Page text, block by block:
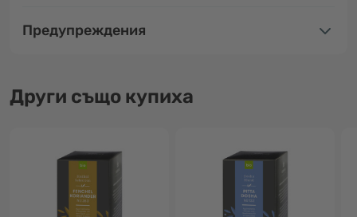
Предупреждения
Други също купиха